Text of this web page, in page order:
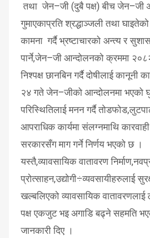
तथा जेन–जी (दुबै पक्ष) बीच जेन–जी
गुमाएकाप्रति श्रद्धाञ्जली तथा
कामना गर्दै भ्रष्टाचारको अन्त्य र
पार्ने,जेन–जी आन्दोलनको क्रममा
निश्पक्ष छानबिन गर्दै दोषीलाई कानूनी
२४ गते जेन–जीको आन्दोलनमा भएको
परिस्थितिलाई मनन गर्दै
आपराधिक कार्यमा संलग्नमाथि कारवाही
सरकारसँग माग गर्ने निर्णय भएको छ ।
यस्तै,व्यावसायिक वातावरण
प्रोत्साहन,उद्योगी÷व्यवसायीहरुलाई
खल्बलिएको व्यावसायिक वातावरणलाई
पक्ष एकजुट भइ अगाडि बढ्ने सहमति
जानकारी दिए ।